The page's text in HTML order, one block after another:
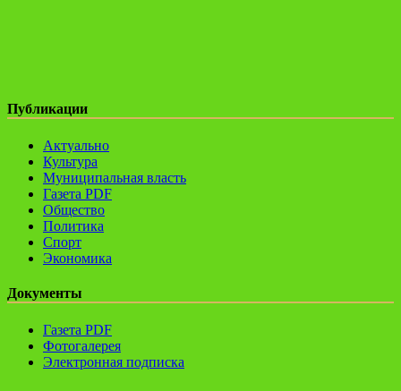
Публикации
Актуально
Культура
Муниципальная власть
Газета PDF
Общество
Политика
Спорт
Экономика
Документы
Газета PDF
Фотогалерея
Электронная подписка